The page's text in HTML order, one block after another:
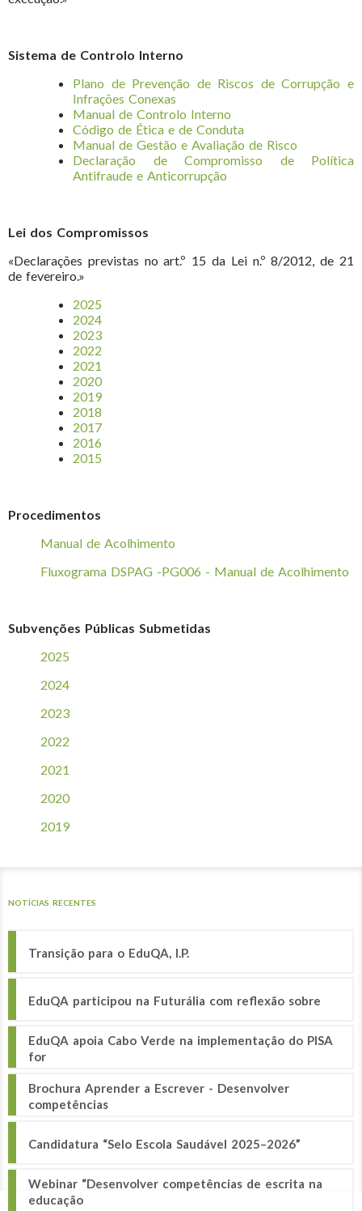
Sistema de Controlo Interno
Plano de Prevenção de Riscos de Corrupção e
Infrações Conexas
Manual de Controlo Interno
Código de Ética e de Conduta
Manual de Gestão e Avaliação de Risco
Declaração de Compromisso de Política
Antifraude e Anticorrupção
Lei dos Compromissos
«Declarações previstas no art.º 15 da Lei n.º 8/2012, de 21
de fevereiro.»
2025
2024
2023
2022
2021
2020
2019
2018
2017
2016
2015
Procedimentos
Manual de Acolhimento
Fluxograma DSPAG -PG006 - Manual de Acolhimento
Subvenções Públicas Submetidas
2025
2024
2023
2022
2021
2020
2019
NOTÍCIAS RECENTES
Transição para o EduQA, I.P.
EduQA participou na Futurália com reflexão sobre
EduQA apoia Cabo Verde na implementação do PISA
for
Brochura Aprender a Escrever - Desenvolver
competências
Candidatura “Selo Escola Saudável 2025–2026”
Webinar “Desenvolver competências de escrita na
educação